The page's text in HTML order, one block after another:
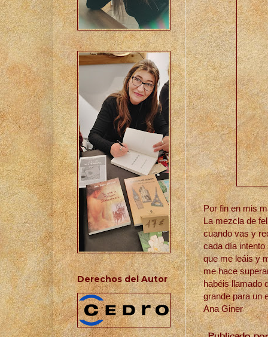
Por fin en mis
La mezcla de
cuando vas y
cada día
que me leáis y
me hace
habéis llamado
grande para un
Ana Giner
Derechos del Autor